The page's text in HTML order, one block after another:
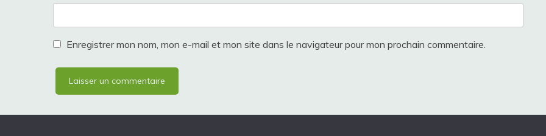
Enregistrer mon nom, mon e-mail et mon site dans le navigateur pour mon prochain commentaire.